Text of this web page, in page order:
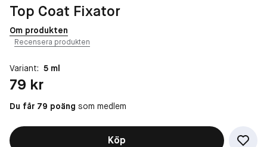
Top Coat Fixator
Om produkten
Recensera produkten
Variant: 5 ml
Pris: 79 kr
79 kr
Du får 79 poäng som medlem
Köp